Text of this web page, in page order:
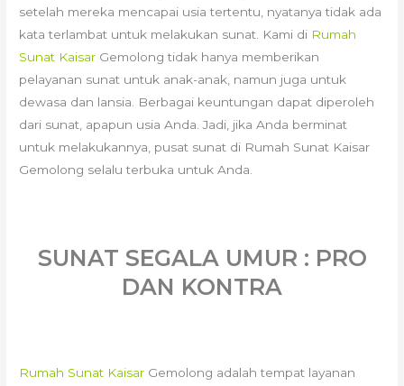
setelah mereka mencapai usia tertentu, nyatanya tidak ada
kata terlambat untuk melakukan sunat. Kami di Rumah
Sunat Kaisar Gemolong tidak hanya memberikan
pelayanan sunat untuk anak-anak, namun juga untuk
dewasa dan lansia. Berbagai keuntungan dapat diperoleh
dari sunat, apapun usia Anda. Jadi, jika Anda berminat
untuk melakukannya, pusat sunat di Rumah Sunat Kaisar
Gemolong selalu terbuka untuk Anda.
SUNAT SEGALA UMUR : PRO
DAN KONTRA
Rumah Sunat Kaisar Gemolong adalah tempat layanan